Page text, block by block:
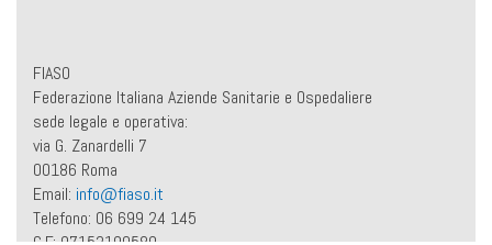
FIASO
Federazione Italiana Aziende Sanitarie e Ospedaliere
sede legale e operativa:
via G. Zanardelli 7
00186 Roma
Email: info@fiaso.it
Telefono: 06 699 24 145